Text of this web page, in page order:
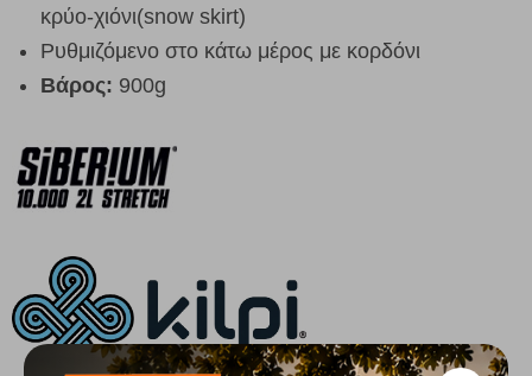
κρύο-χιόνι(snow skirt)
Ρυθμιζόμενο στο κάτω μέρος με κορδόνι
Βάρος: 900g